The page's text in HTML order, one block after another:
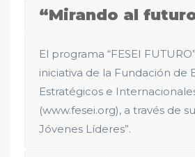
“Mirando al
El programa “FESEI
iniciativa de la Fundación de
Estratégicos e
(www.fesei.org), a través de
Jóvenes Líderes”.